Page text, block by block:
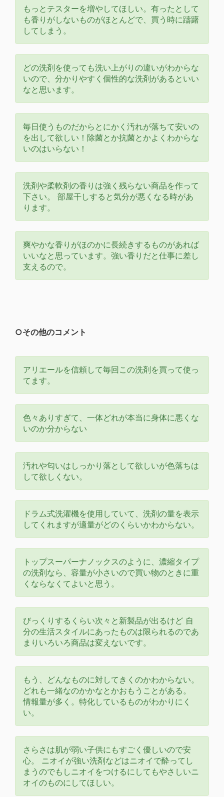
もっとテスターを増やしてほしい。有ったとして
も香りがしないものがほとんどで、買う時に躊躇
してしまう。
どの洗剤を使っても洗い上がりの違いがわからな
いので、分かりやすく個性的な洗剤があるといい
なと思います。
毎日使うものだからとにかく汚れが落ちて安いの
を出して欲しい！除菌とか抗菌とかよくわからな
いのはいらない！
洗剤や柔軟剤の香りは強く残らない商品を作って
下さい。 部屋干しすると気分が悪くなる時があ
ります。
爽やかな香りがほのかに長続きするものがあれば
いいなと思っています。強い香りだと仕事に差し
支えるので。
○その他のコメント
アリエールを信頼して毎回この洗剤を買って使っ
てます。
色々ありすぎて、一体どれが本当に身体に悪くな
いのか分からない
汚れや匂いはしっかり落として欲しいが色落ちは
して欲しくない。
ドラム式洗濯機を使用していて、洗剤の量を表示
してくれますが適量がどのくらいかわからない。
トップスーパーナノックスのように、濃縮タイプ
の洗剤なら、容量が小さいので買い物のときに重
くならなくてよいと思う。
びっくりするくらい次々と新製品が出るけど 自
分の生活スタイルにあったものは限られるのであ
まりいろいろ商品は変えないです。
もう、どんなものに対してきくのかわからない。
どれも一緒なのかかなとかおもうことがある。
情報量が多く。特化しているものがわかりにく
い。
さらさは肌が弱い子供にもすごく優しいので安
心。 ニオイが強い洗剤などはニオイで酔ってし
まうのでもしニオイをつけるにしてもやさしいニ
オイのものにしてほしい。